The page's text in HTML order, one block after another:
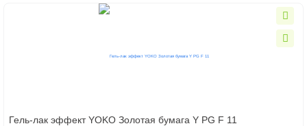
Гель-лак эффект YOKO Золотая бумага Y PG F 11